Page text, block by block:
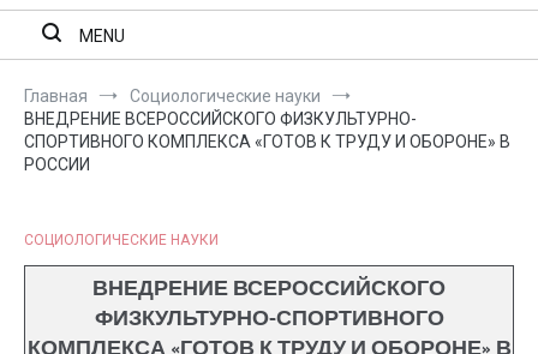
MENU
Главная
Социологические науки
ВНЕДРЕНИЕ ВСЕРОССИЙСКОГО ФИЗКУЛЬТУРНО-
СПОРТИВНОГО КОМПЛЕКСА «ГОТОВ К ТРУДУ И ОБОРОНЕ» В
РОССИИ
СОЦИОЛОГИЧЕСКИЕ НАУКИ
ВНЕДРЕНИЕ ВСЕРОССИЙСКОГО
ФИЗКУЛЬТУРНО-СПОРТИВНОГО